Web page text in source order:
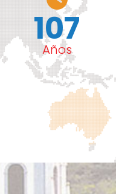
107
Años